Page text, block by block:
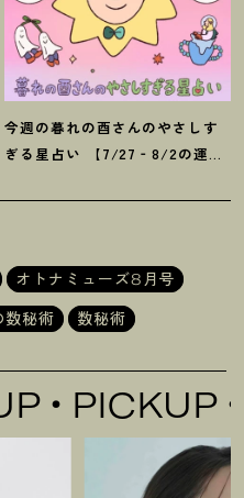
今週の暮れの酉さんのやさしす
ぎる星占い 【7/27‐8/2の運
オトナミューズ8月号
数秘術 数秘術
PICKUP